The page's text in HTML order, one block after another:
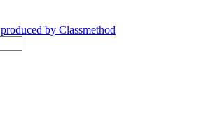
produced by Classmethod